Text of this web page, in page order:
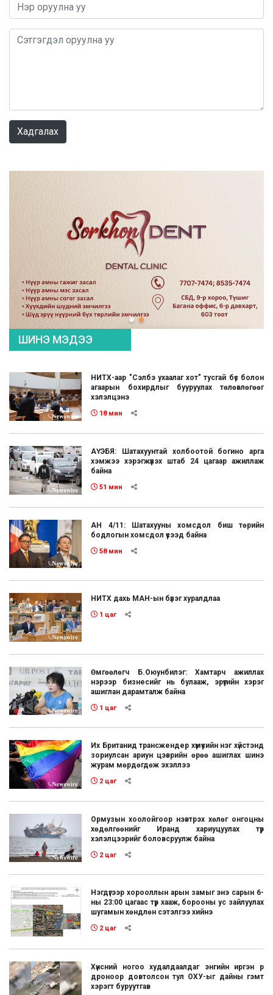
Хадгалах
ШИНЭ МЭДЭЭ
НИТХ-аар "Сэлбэ ухаалаг хот" тусгай бүс болон
агаарын бохирдлыг бууруулах төлөвлөгөөг
хэлэлцэнэ
18 мин
АҮЭБЯ: Шатахуунтай холбоотой богино арга
хэмжээ хэрэгжүүлэх штаб 24 цагаар ажиллаж
байна
51 мин
АН 4/11: Шатахууны хомсдол биш төрийн
бодлогын хомсдол үүсээд байна
58 мин
НИТХ дахь МАН-ын бүлэг хуралдлаа
1 цаг
Өмгөөлөгч Б.Оюунбилэг: Хамтарч ажиллах
нэрээр бизнесийг нь булааж, эрүүгийн хэрэг
ашиглан дарамталж байна
1 цаг
Их Британид трансжендер хүмүүсийн нэг хүйстэнд
зориулсан ариун цэврийн өрөө ашиглах шинэ
журам мөрдөгдөж эхэллээ
2 цаг
Ормузын хоолойгоор нэвтрэх хөлөг онгоцны
хөдөлгөөнийг Иранд хариуцуулах түр
хэлэлцээрийг боловсруулж байна
2 цаг
Нэгдүгээр хорооллын арын замыг энэ сарын 6-
ны 23:00 цагаас түр хааж, борооны ус зайлуулах
шугамын хөндлөн сэтэлгээ хийнэ
2 цаг
Хүнсний ногоо худалдаалдаг энгийн иргэн рүү
дроноор довтолсон тул ОХУ-ыг дайны гэмт
хэрэгт буруутгав